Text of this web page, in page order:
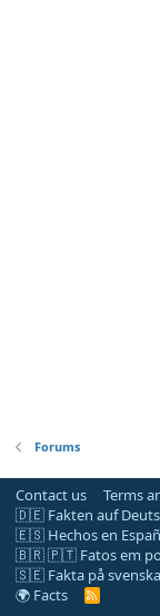
Forums
Contact us Terms
🇩🇪 Fakten auf
🇪🇸 Hechos en
🇧🇷 🇵🇹 Fatos em
🇸🇪 Fakta på svenska
🌍 Facts
R